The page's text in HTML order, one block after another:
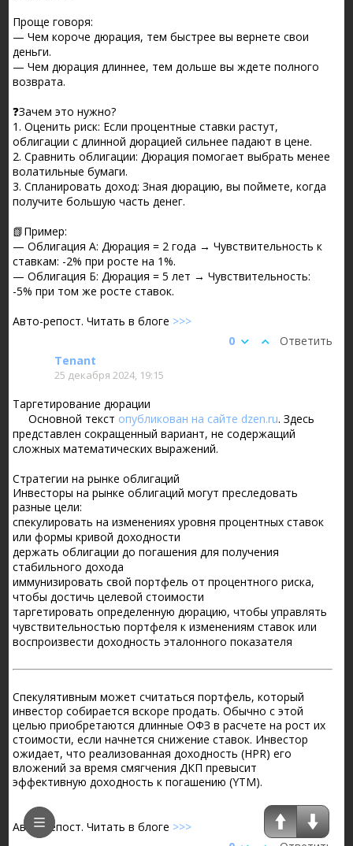
Проще говоря:
— Чем короче дюрация, тем быстрее вы вернете свои
деньги.
— Чем дюрация длиннее, тем дольше вы ждете полного
возврата.
❓Зачем это нужно?
1. Оценить риск: Если процентные ставки растут,
облигации с длинной дюрацией сильнее падают в цене.
2. Сравнить облигации: Дюрация помогает выбрать менее
волатильные бумаги.
3. Спланировать доход: Зная дюрацию, вы поймете, когда
получите большую часть денег.
📗Пример:
— Облигация А: Дюрация = 2 года → Чувствительность к
ставкам: -2% при росте на 1%.
— Облигация Б: Дюрация = 5 лет → Чувствительность:
-5% при том же росте ставок.
Авто-репост. Читать в блоге >>>
Ответить
0
Tenant
25 декабря 2024, 19:15
Таргетирование дюрации
Основной текст опубликован на сайте dzen.ru. Здесь
представлен сокращенный вариант, не содержащий
сложных математических выражений.
Стратегии на рынке облигаций
Инвесторы на рынке облигаций могут преследовать
разные цели:
спекулировать на изменениях уровня процентных ставок
или формы кривой доходности
держать облигации до погашения для получения
стабильного дохода
иммунизировать свой портфель от процентного риска,
чтобы достичь целевой стоимости
таргетировать определенную дюрацию, чтобы управлять
чувствительностью портфеля к изменениям ставок или
воспроизвести доходность эталонного показателя⁣⁣⁣⁣⁣⁣⁣⁣⁣⁣⁣⁣⁣⁣⁣⁣⁣⁣⁣⁣⁣⁣⁣⁣
Спекулятивным может считаться портфель, который
инвестор собирается вскоре продать. Обычно с этой
целью приобретаются длинные ОФЗ в расчете на рост их
стоимости, если начнется снижение ставок. Инвестор
ожидает, что реализованная доходность (HPR) его
вложений за время смягчения ДКП превысит
эффективную доходность к погашению (YTM).
Авто-репост. Читать в блоге >>>